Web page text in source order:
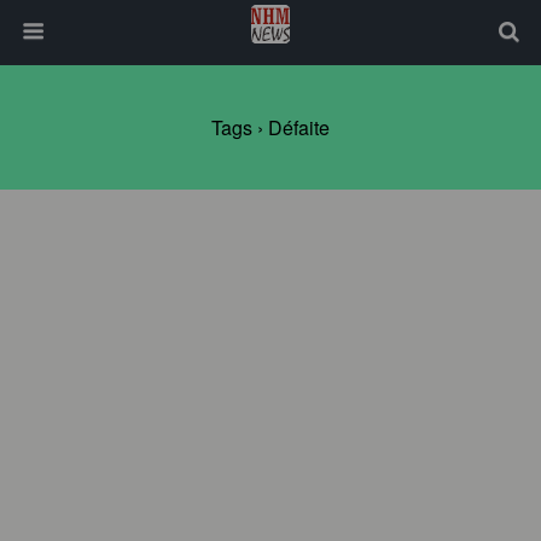
Tags › Défaite